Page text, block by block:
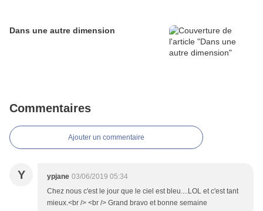
Dans une autre dimension
Commentaires
Ajouter un commentaire
Y ypjane 03/06/2019 05:34
Chez nous c'est le jour que le ciel est bleu....LOL et c'est tant
mieux.<br /> <br /> Grand bravo et bonne semaine